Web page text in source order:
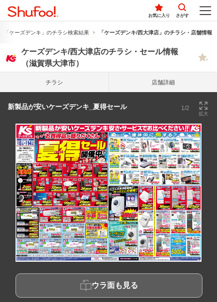
お気に入り さがす
「ケーズデンキ」のチラシ検索結果 「ケーズデンキ/西大津店」のチラシ・店舗情報
ケーズデンキ/西大津店のチラシ・セール情報
（滋賀県大津市）
チラシ 店舗詳細
新製品が安いケーズデンキ_夏得セール 1/2
拡大
ウラ面も見る